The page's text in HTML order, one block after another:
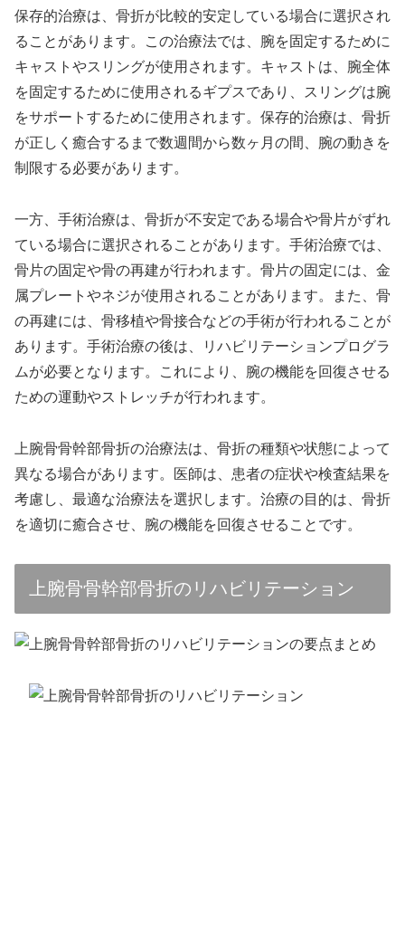
保存的治療は、骨折が比較的安定している場合に選択され
ることがあります。この治療法では、腕を固定するために
キャストやスリングが使用されます。キャストは、腕全体
を固定するために使用されるギプスであり、スリングは腕
をサポートするために使用されます。保存的治療は、骨折
が正しく癒合するまで数週間から数ヶ月の間、腕の動きを
制限する必要があります。
一方、手術治療は、骨折が不安定である場合や骨片がずれ
ている場合に選択されることがあります。手術治療では、
骨片の固定や骨の再建が行われます。骨片の固定には、金
属プレートやネジが使用されることがあります。また、骨
の再建には、骨移植や骨接合などの手術が行われることが
あります。手術治療の後は、リハビリテーションプログラ
ムが必要となります。これにより、腕の機能を回復させる
ための運動やストレッチが行われます。
上腕骨骨幹部骨折の治療法は、骨折の種類や状態によって
異なる場合があります。医師は、患者の症状や検査結果を
考慮し、最適な治療法を選択します。治療の目的は、骨折
を適切に癒合させ、腕の機能を回復させることです。
上腕骨骨幹部骨折のリハビリテーション